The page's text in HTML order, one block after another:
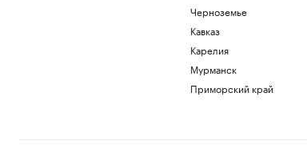
Черноземье
Кавказ
Карелия
Мурманск
Приморский край